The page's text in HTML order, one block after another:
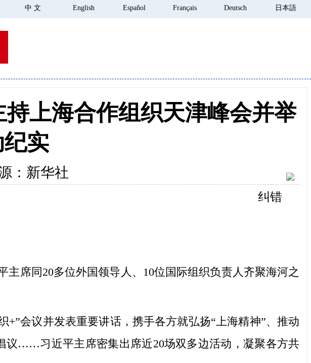
日本語
Deutsch
Français
Español
English
中 文
上海合作组织天津峰会并举
实
：新华社
纠错
席同20多位外国领导人、10位国际组织负责人齐聚海河之
会议并发表重要讲话，携手各方就弘扬“上海精神”、推动
议……习近平主席密集出席近20场双多边活动，凝聚各方共